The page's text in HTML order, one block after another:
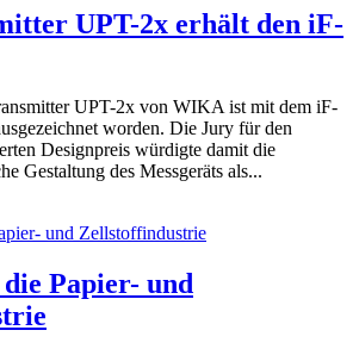
UPT-2x erhält den iF-
UPT-2x von WIKA ist mit dem iF-
worden. Die Jury für den
Designpreis würdigte damit die
Gestaltung des Messgeräts als...
Papier- und